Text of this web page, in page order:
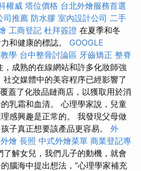
權威 塔位價格 台北外燴服務首選
司推薦 防水膠 室內設計公司 二手
工商登記 杜拜簽證 在夏季和冬
和健康的標誌。 GOOGLE
學 台中整骨討論區 牙齒矯正 整脊
，成熟的在線網站和許多化妝師強
交媒體中的美容程序已經影響了
蓋了化妝品鏈商店，以獲取用於消
乳霜和血清。 心理學家說，兒童
感興趣是正常的。 我發現父母做
子真正想要該產品更容易。 外
燴 長照 中式外燴菜單 商業登記專
了解女兒，我們儿子的動機，就會
腦海中提出想法，”心理學家補充